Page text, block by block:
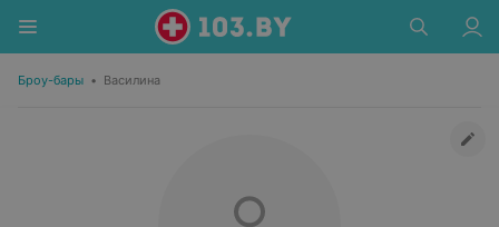
Броу-бары • Василина